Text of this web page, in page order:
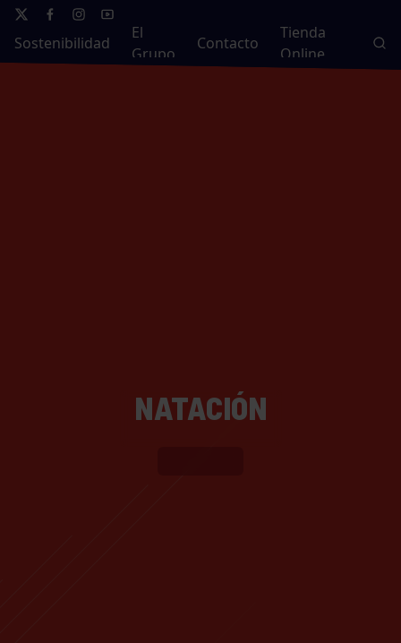
Sostenibilidad
El
Grupo
Contacto
Tienda
Online
NATACIÓN